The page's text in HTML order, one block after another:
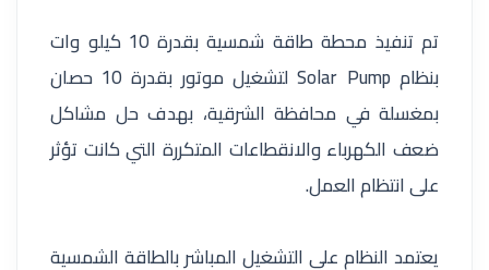
تم تنفيذ محطة طاقة شمسية بقدرة 10 كيلو وات
بنظام Solar Pump لتشغيل موتور بقدرة 10 حصان
بمغسلة في محافظة الشرقية، بهدف حل مشاكل
ضعف الكهرباء والانقطاعات المتكررة التي كانت تؤثر
على انتظام العمل.
يعتمد النظام على التشغيل المباشر بالطاقة الشمسية